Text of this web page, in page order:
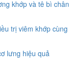
khớp và tê bì chân
trị viêm khớp cùng
lưng hiệu quả